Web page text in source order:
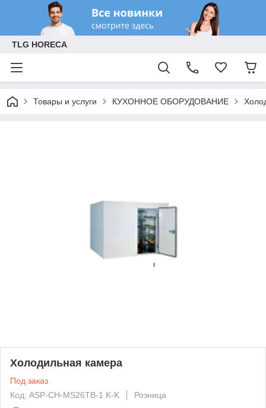
TLG HORECA
Товары и услуги КУХОННОЕ ОБОРУДОВАНИЕ
Холодильная камера
Под заказ
Код: ASP-СH-MS26TB-1 K-K
Розница